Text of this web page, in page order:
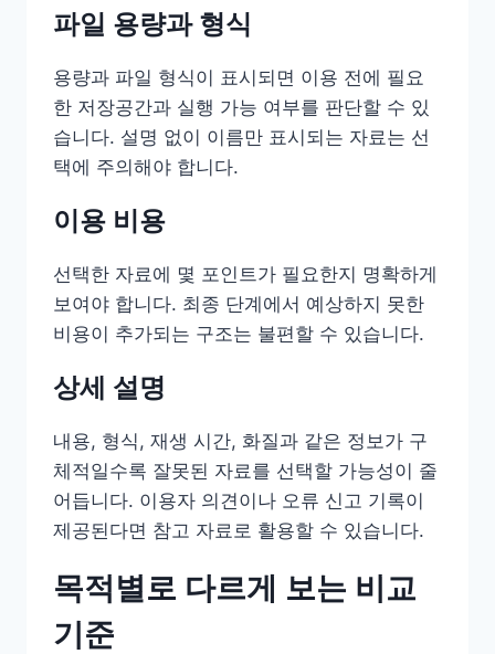
파일 용량과 형식
용량과 파일 형식이 표시되면 이용 전에 필요
한 저장공간과 실행 가능 여부를 판단할 수 있
습니다. 설명 없이 이름만 표시되는 자료는 선
택에 주의해야 합니다.
이용 비용
선택한 자료에 몇 포인트가 필요한지 명확하게
보여야 합니다. 최종 단계에서 예상하지 못한
비용이 추가되는 구조는 불편할 수 있습니다.
상세 설명
내용, 형식, 재생 시간, 화질과 같은 정보가 구
체적일수록 잘못된 자료를 선택할 가능성이 줄
어듭니다. 이용자 의견이나 오류 신고 기록이
제공된다면 참고 자료로 활용할 수 있습니다.
목적별로 다르게 보는 비교
기준